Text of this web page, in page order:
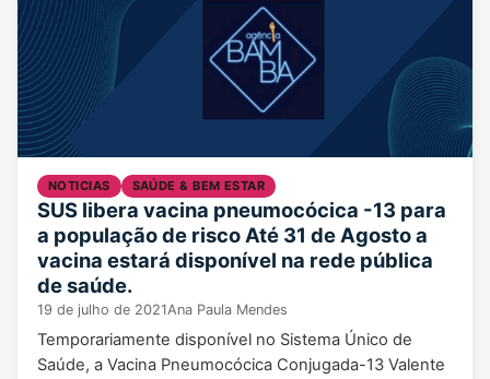
NOTICIAS SAÚDE & BEM ESTAR
SUS libera vacina pneumocócica -13 para
a população de risco Até 31 de Agosto a
vacina estará disponível na rede pública
de saúde.
19 de julho de 2021Ana Paula Mendes
Temporariamente disponível no Sistema Único de
Saúde, a Vacina Pneumocócica Conjugada-13 Valente